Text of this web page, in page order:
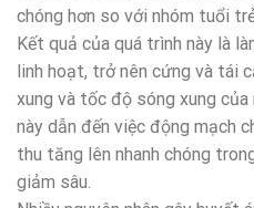
chóng hơn so với nhóm tuổi
Kết quả của quá trình này là
linh hoạt, trở nên cứng và tái
xung và tốc độ sóng xung của
này dẫn đến việc động mạch
thu tăng lên nhanh chóng
giảm sâu.